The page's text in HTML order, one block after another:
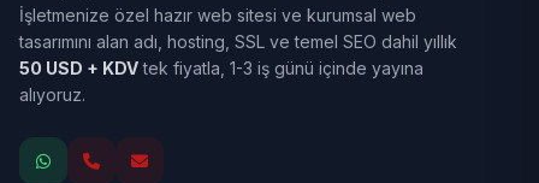
İşletmenize özel hazır web sitesi ve kurumsal web
tasarımını alan adı, hosting, SSL ve temel SEO dahil yıllık
50 USD + KDVtek fiyatla, 1-3 iş günü içinde yayına
alıyoruz.